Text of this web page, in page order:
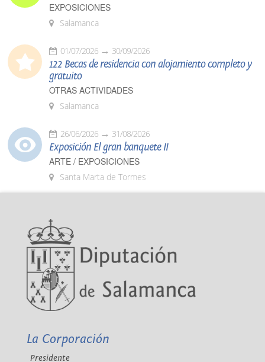
EXPOSICIONES
Salamanca
01/07/2026 30/09/2026
122 Becas de residencia con alojamiento completo y
gratuito
OTRAS ACTIVIDADES
Salamanca
26/06/2026 31/08/2026
Exposición El gran banquete II
ARTE / EXPOSICIONES
Santa Marta de Tormes
La Corporación
Presidente